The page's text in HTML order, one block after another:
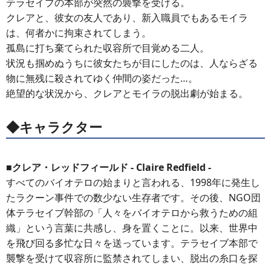
クレアと、彼女の友人であり、新入職員でもあるモイラ
は、何者かに拘束されてしまう。
孤島に打ち棄てられた収容所で目覚める二人。
状況も掴めぬうちに彼女たちが目にしたのは、人ならざる
物に無残に殺されてゆく仲間の姿だった…。
絶望的な状況から、クレアとモイラの脱出劇が始まる。
◆キャラクター
■クレア・レッドフィールド - Claire Redfield -
すべてのバイオテロの始まりと言われる、1998年に発生し
たラクーン事件での数少ない生存者です。その後、NGO団
体テラセイブ幹部の「人々をバイオテロから救うための組
織」という言葉に共感し、身を置くことに。以来、世界中
を飛び回る多忙な日々を送っています。テラセイブ本部で
襲撃を受けて収容所に監禁されてしまい、脱出の糸口を探